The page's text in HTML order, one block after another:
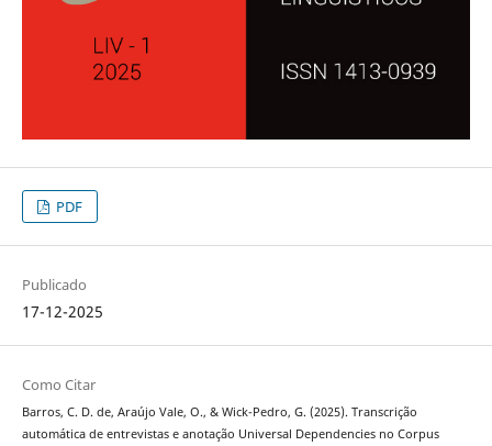
PDF
Publicado
17-12-2025
Como Citar
Barros, C. D. de, Araújo Vale, O., & Wick-Pedro, G. (2025). Transcrição
automática de entrevistas e anotação Universal Dependencies no Corpus